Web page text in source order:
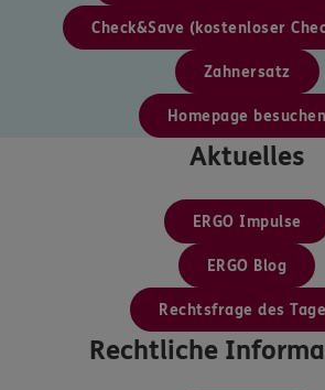
Check&Save (kostenloser
Zahnersatz
Homepage besuchen
Aktuelles
ERGO Impulse
ERGO Blog
Rechtsfrage des
Rechtliche